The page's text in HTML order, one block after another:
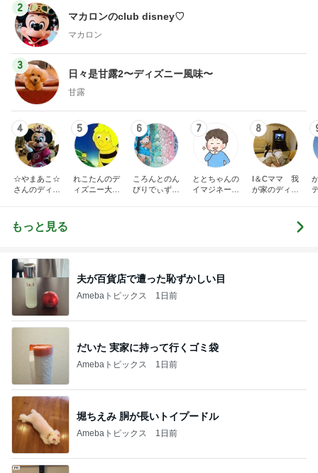
2
マカロンのclub disney♡
マカロン
3
日々是甘露2〜ディズニー風味〜
甘露
4
☆やまあこ☆
さんのディズ
5
れこたんのデ
ィズニー大好
6
ころんとのん
びりでぃず日
7
ととちゃんの
イマジネーシ
8
I＆Cママ 我
が家のディズ
もっと見る
夫が百貨店で遭った恥ずかしい目
Amebaトピックス 1日前
だいた 実家に持って行くゴミ袋
Amebaトピックス 1日前
堀ちえみ 胴が長いトイプードル
Amebaトピックス 1日前